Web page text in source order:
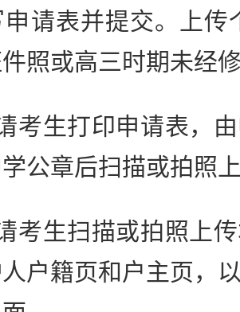
请表并提交。上传
照或高三时期未经
生打印申请表，由
公章后扫描或拍照
生扫描或拍照上传
户籍页和户主页，